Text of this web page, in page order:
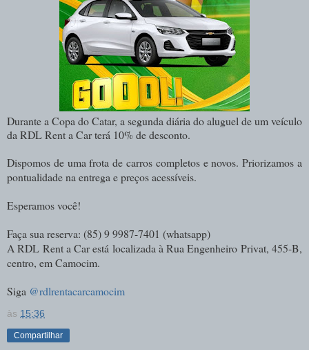
Durante a Copa do Catar, a segunda diária do aluguel de um veículo
da RDL Rent a Car terá 10% de desconto.
Dispomos de uma frota de carros completos e novos. Priorizamos a
pontualidade na entrega e preços acessíveis.
Esperamos você!
Faça sua reserva: (85) 9 9987-7401 (whatsapp)
A RDL Rent a Car está localizada à Rua Engenheiro Privat, 455-B,
centro, em Camocim.
Siga @rdlrentacarcamocim
às 15:36
Compartilhar